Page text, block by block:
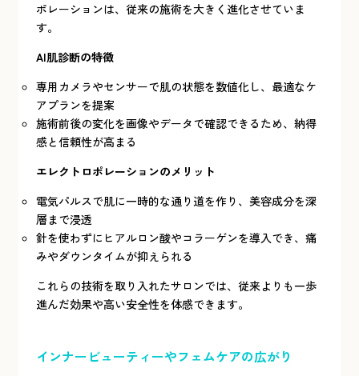
ポレーションは、従来の施術を大きく進化させていま
す。
AI肌診断の特徴
専用カメラやセンサーで肌の状態を数値化し、最適なケ
アプランを提案
施術前後の変化を画像やデータで確認できるため、納得
感と信頼性が高まる
エレクトロポレーションのメリット
電気パルスで肌に一時的な通り道を作り、美容成分を深
層まで浸透
針を使わずにヒアルロン酸やコラーゲンを導入でき、痛
みやダウンタイムが抑えられる
これらの技術を取り入れたサロンでは、従来よりも一歩
進んだ効果や高い安全性を体感できます。
インナービューティーやフェムケアの広がり